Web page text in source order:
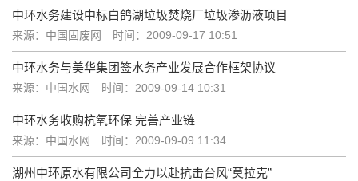
中环水务建设中标白鸽湖垃圾焚烧厂垃圾渗沥液项目
来源：中国固废网 时间：2009-09-17 10:51
中环水务与美华集团签水务产业发展合作框架协议
来源：中国水网 时间：2009-09-14 10:31
中环水务收购杭氧环保 完善产业链
来源：中国水网 时间：2009-09-09 11:34
湖州中环原水有限公司全力以赴抗击台风“莫拉克”